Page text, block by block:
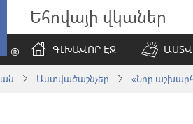
Եհովայի վկաներ
ԳԼԽԱՎՈՐ ԷՋ
Աստվածաշնչեր «Նոր